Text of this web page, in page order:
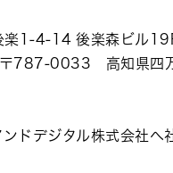
1-4-14 後楽森ビル
〒787-0033 高知県四
デジタル株式会社へ